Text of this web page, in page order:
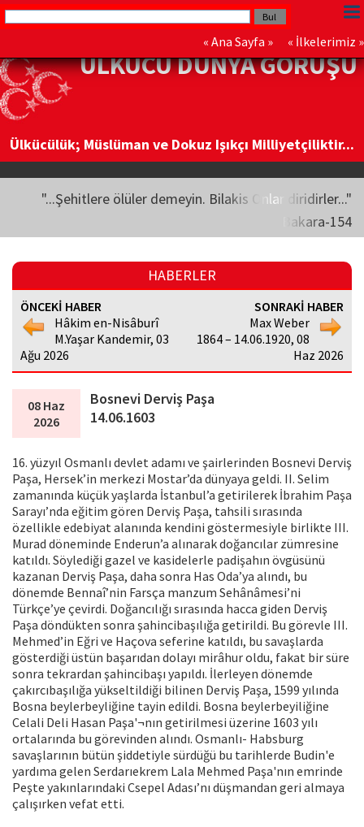
« Ana Sayfa » « İlkelerimiz »
ÜLKÜCÜ DÜNYA GÖRÜŞÜ
Ülkücülük; Müslüman ve Dokuz Işıkçı Milliyetçiliktir...
"...Şehitlere ölüler demeyin. Bilakis Onlar diridirler..."
Bakara-154
HABERLER
ÖNCEKİ HABER
Hâkim en-Nisâburî
M.Yaşar Kandemir, 03
Ağu 2026
SONRAKİ HABER
Max Weber
1864 – 14.06.1920, 08
Haz 2026
08 Haz
2026
Bosnevi Derviş Paşa
14.06.1603
16. yüzyıl Osmanlı devlet adamı ve şairlerinden Bosnevi Derviş
Paşa, Hersek’in merkezi Mostar’da dünyaya geldi. II. Selim
zamanında küçük yaşlarda İstanbul’a getirilerek İbrahim Paşa
Sarayı’nda eğitim gören Derviş Paşa, tahsili sırasında
özellikle edebiyat alanında kendini göstermesiyle birlikte III.
Murad döneminde Enderun’a alınarak doğancılar zümresine
katıldı. Söylediği gazel ve kasidelerle padişahın övgüsünü
kazanan Derviş Paşa, daha sonra Has Oda’ya alındı, bu
dönemde Bennaî’nin Farsça manzum Sehânâmesi’ni
Türkçe’ye çevirdi. Doğancılığı sırasında hacca giden Derviş
Paşa döndükten sonra şahincibaşılığa getirildi. Bu görevle III.
Mehmed’in Eğri ve Haçova seferine katıldı, bu savaşlarda
gösterdiği üstün başarıdan dolayı mirâhur oldu, fakat bir süre
sonra tekrardan şahincibaşı yapıldı. İlerleyen dönemde
çakırcıbaşılığa yükseltildiği bilinen Derviş Paşa, 1599 yılında
Bosna beylerbeyliğine tayin edildi. Bosna beylerbeyiliğine
Celali Deli Hasan Paşa'¬nın getirilmesi üzerine 1603 yılı
ortalarında bu görevinden alındı. Osmanlı- Habsburg
savaşlarının bütün şiddetiyle sürdüğü bu tarihlerde Budin'e
yardıma gelen Serdarıekrem Lala Mehmed Paşa'nın emrinde
Peşte yakınlarındaki Csepel Adası’nı düşmandan geri almaya
çalışırken vefat etti.